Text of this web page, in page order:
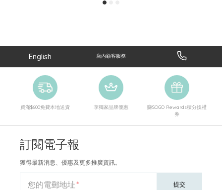
English 店內顧客服務
買滿$600免費本地送貨 享獨家品牌優惠
賺SOGO Rewards積分換禮
券
訂閱電子報
獲得最新消息、優惠及更多推廣資訊。
您的電郵地址 提交